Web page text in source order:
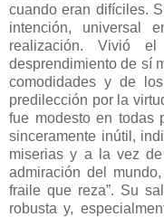
cuando eran difíciles.
intención, universal
realización. Vivió
desprendimiento de sí
comodidades y de
predilección por la
fue modesto en todas
sinceramente inútil,
miserias y a la vez
admiración del
fraile que reza”. Su
robusta y,